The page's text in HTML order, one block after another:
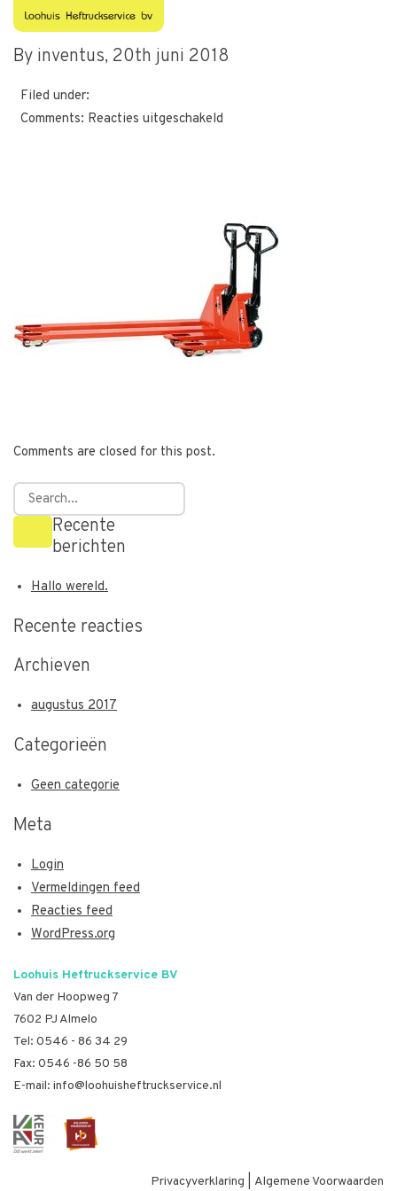
panther-flex-1
By inventus, 20th juni 2018
Filed under:
Comments: Reacties uitgeschakeld
Comments are closed for this post.
Recente
berichten
Hallo wereld.
Recente reacties
Archieven
augustus 2017
Categorieën
Geen categorie
Meta
Login
Vermeldingen feed
Reacties feed
WordPress.org
Loohuis Heftruckservice BV
Van der Hoopweg 7
7602 PJ Almelo
Tel: 0546 - 86 34 29
Fax: 0546 -86 50 58
E-mail: info@loohuisheftruckservice.nl
Privacyverklaring Algemene Voorwaarden